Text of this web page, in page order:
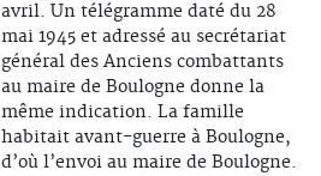
avril. Un télégramme daté du 28
mai 1945 et adressé au secrétariat
général des Anciens combattants
au maire de Boulogne donne la
même indication. La famille
habitait avant-guerre à Boulogne,
d’où l’envoi au maire de Boulogne.